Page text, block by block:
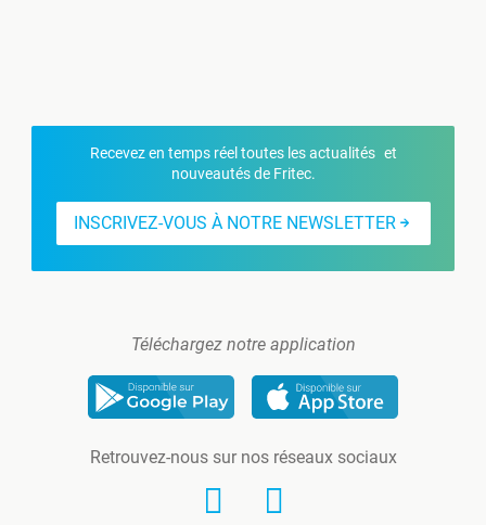
Recevez en temps réel toutes les actualités et
nouveautés de Fritec.
INSCRIVEZ-VOUS À NOTRE NEWSLETTER
Téléchargez notre application
Retrouvez-nous sur nos réseaux sociaux